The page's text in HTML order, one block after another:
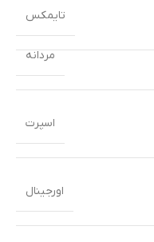
مردانه
اسپرت
اورجینال
تایمکس